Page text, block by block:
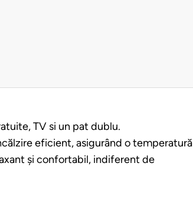
TV si un pat dublu.
eficient, asigurând o temperatură
și confortabil, indiferent de